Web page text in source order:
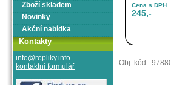
Cena s DPH
245,-
Obj. kód :
Zboží skladem
Novinky
Akční nabídka
Kontakty
info@repliky.info
kontaktní formulář